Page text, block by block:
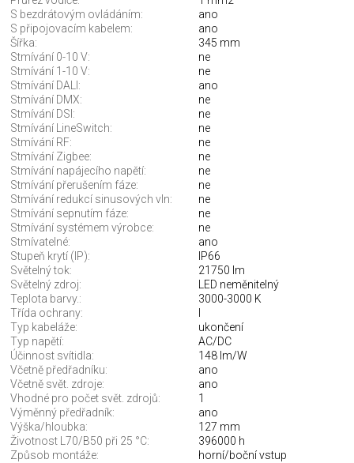
S bezdrátovým ovládáním:
ano
S připojovacím kabelem:
ano
Šířka:
345 mm
Stmívání 0-10 V:
ne
Stmívání 1-10 V:
ne
Stmívání DALI:
ano
Stmívání DMX:
ne
Stmívání DSI:
ne
Stmívání LineSwitch:
ne
Stmívání RF:
ne
Stmívání Zigbee:
ne
Stmívání napájecího napětí:
ne
Stmívání přerušením fáze:
ne
Stmívání redukcí sinusových vln:
ne
Stmívání sepnutím fáze:
ne
Stmívání systémem výrobce:
ne
Stmívatelné:
ano
Stupeň krytí (IP):
IP66
Světelný tok:
21750 lm
Světelný zdroj:
LED neměnitelný
Teplota barvy.:
3000-3000 K
Třída ochrany:
Typ kabeláže:
ukončení
Typ napětí:
AC/DC
Účinnost svítidla:
148 lm/W
Včetně předřadníku:
ano
Včetně svět. zdroje:
ano
Vhodné pro počet svět. zdrojů:
1
Výměnný předřadník:
ano
Výška/hloubka:
127 mm
Životnost L70/B50 při 25 °C:
396000 h
Způsob montáže:
horní/boční vstup